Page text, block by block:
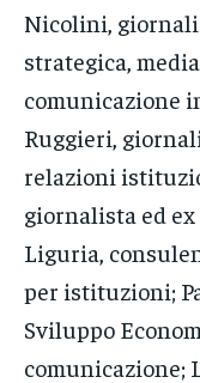
Nicolini,
strategica,
comunicazione
Ruggieri,
relazioni
giornalista ed
Liguria,
per istituzioni;
Sviluppo
comunicazione;